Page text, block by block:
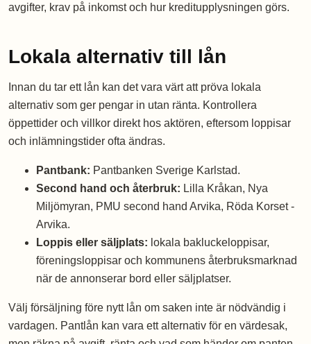
avgifter, krav på inkomst och hur kreditupplysningen görs.
Lokala alternativ till lån
Innan du tar ett lån kan det vara värt att pröva lokala
alternativ som ger pengar in utan ränta. Kontrollera
öppettider och villkor direkt hos aktören, eftersom loppisar
och inlämningstider ofta ändras.
Pantbank: Pantbanken Sverige Karlstad.
Second hand och återbruk: Lilla Kråkan, Nya
Miljömyran, PMU second hand Arvika, Röda Korset -
Arvika.
Loppis eller säljplats: lokala bakluckeloppisar,
föreningsloppisar och kommunens återbruksmarknad
när de annonserar bord eller säljplatser.
Välj försäljning före nytt lån om saken inte är nödvändig i
vardagen. Pantlån kan vara ett alternativ för en värdesak,